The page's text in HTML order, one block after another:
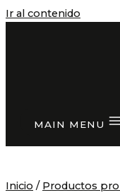
Ir al contenido
MAIN MENU
Inicio / Productos